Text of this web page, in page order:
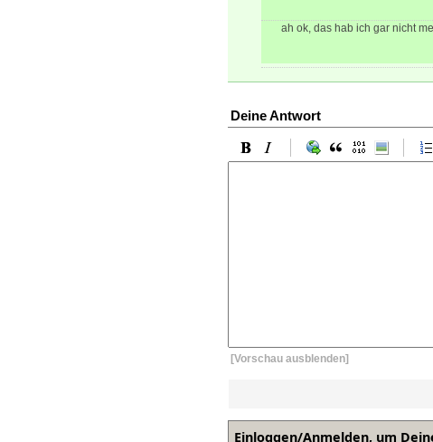
ah ok, das hab ich gar nicht
Deine Antwort
[Vorschau ausblenden]